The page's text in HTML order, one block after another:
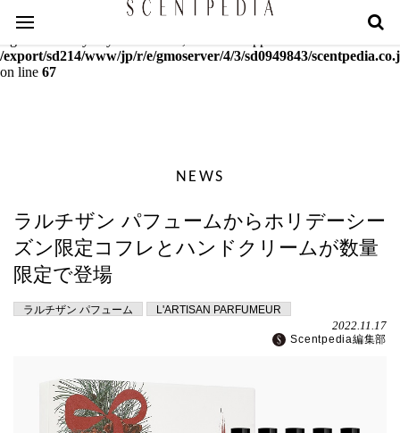
Warning
: mcrypt_decrypt(): Key of size 18 not supported by this
/export/sd214/www/jp/r/e/gmoserver/4/3/sd0949843/
on line 67
NEWS
ラルチザン パフュームからホリデーシー
ズン限定コフレとハンドクリームが数量
限定で登場
ラルチザン パフューム L'ARTISAN PARFUMEUR
2022.11.17
Scentpedia編集部